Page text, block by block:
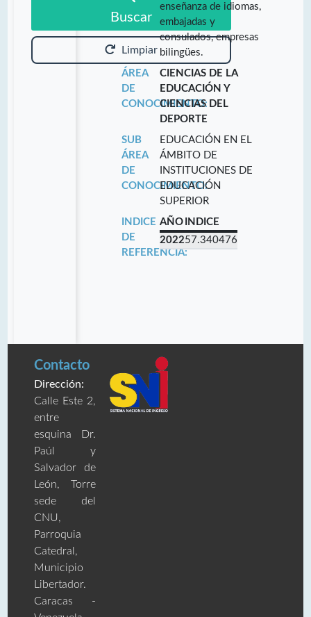
Buscar
Limpiar
enseñanza de idiomas,
embajadas y
consulados, empresas
bilingües.
ÁREA
DE
CONOCIMIENTO:
CIENCIAS DE LA
EDUCACIÓN Y
CIENCIAS DEL
DEPORTE
SUB
ÁREA
DE
CONOCIMIENTO:
EDUCACIÓN EN EL
ÁMBITO DE
INSTITUCIONES DE
EDUCACIÓN
SUPERIOR
INDICE
DE
REFERENCIA:
AÑO INDICE
202257.340476
Contacto
Dirección:
Calle Este 2,
entre
esquina Dr.
Paúl y
Salvador de
León, Torre
sede del
CNU,
Parroquia
Catedral,
Municipio
Libertador.
Caracas -